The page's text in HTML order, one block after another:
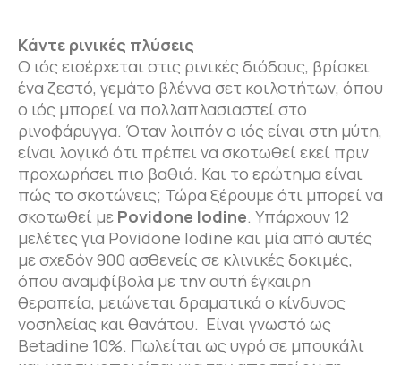
Κάντε ρινικές πλύσεις
Ο ιός εισέρχεται στις ρινικές διόδους, βρίσκει
ένα ζεστό, γεμάτο βλέννα σετ κοιλοτήτων, όπου
ο ιός μπορεί να πολλαπλασιαστεί στο
ρινοφάρυγγα. Όταν λοιπόν ο ιός είναι στη μύτη,
είναι λογικό ότι πρέπει να σκοτωθεί εκεί πριν
προχωρήσει πιο βαθιά. Και το ερώτημα είναι
πώς το σκοτώνεις; Τώρα ξέρουμε ότι μπορεί να
σκοτωθεί με Povidone Iodine. Υπάρχουν 12
μελέτες για Povidone Iodine και μία από αυτές
με σχεδόν 900 ασθενείς σε κλινικές δοκιμές,
όπου αναμφίβολα με την αυτή έγκαιρη
θεραπεία, μειώνεται δραματικά ο κίνδυνος
νοσηλείας και θανάτου. Είναι γνωστό ως
Betadine 10%. Πωλείται ως υγρό σε μπουκάλι